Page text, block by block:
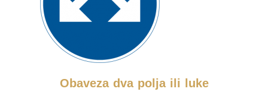
Obaveza dva polja ili luke